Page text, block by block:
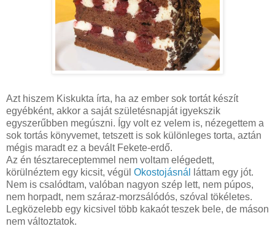
Azt hiszem Kiskukta írta, ha az ember sok tortát készít
egyébként, akkor a saját születésnapját igyekszik
egyszerűbben megúszni. Így volt ez velem is, nézegettem a
sok tortás könyvemet, tetszett is sok különleges torta, aztán
mégis maradt ez a bevált Fekete-erdő.
Az én tésztareceptemmel nem voltam elégedett,
körülnéztem egy kicsit, végül Okostojásnál
láttam egy jót.
Nem is csalódtam, valóban nagyon szép lett, nem púpos,
nem horpadt, nem száraz-morzsálódós, szóval tökéletes.
Legközelebb egy kicsivel több kakaót teszek bele, de máson
nem változtatok.